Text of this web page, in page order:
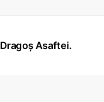
Dragoș Asaftei.